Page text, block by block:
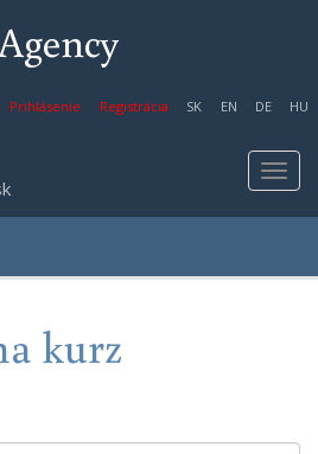
Prihlásenie Registrácia SK EN DE HU
kurz